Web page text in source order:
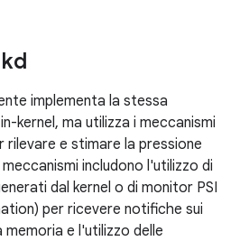
implementa la stessa
kernel, ma utilizza i meccanismi
rilevare e stimare la pressione
includono l'utilizzo di
dal kernel o di monitor PSI
per ricevere notifiche sui
memoria e l'utilizzo delle